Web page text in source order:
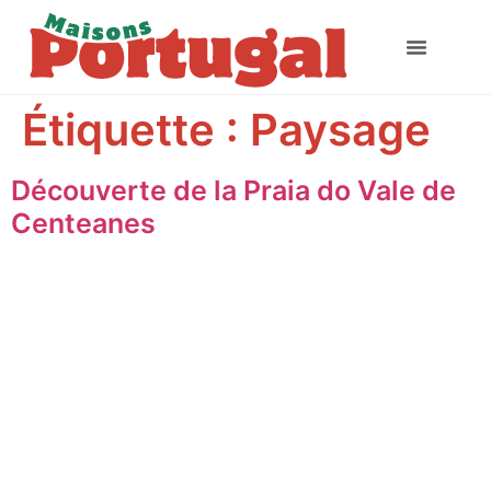
Étiquette : Paysage
Découverte de la Praia do Vale de
Centeanes